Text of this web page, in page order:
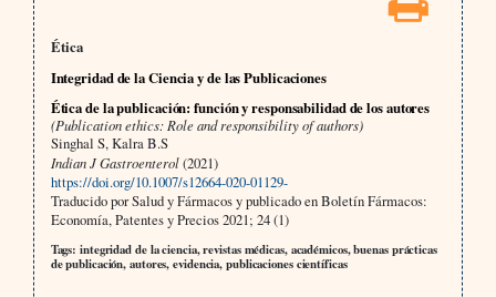
Ética
Integridad de la Ciencia y de las Publicaciones
Ética de la publicación: función y responsabilidad de los autores
(Publication ethics: Role and responsibility of authors)
Singhal S, Kalra B.S
Indian J Gastroenterol(2021)
https://doi.org/10.1007/s12664-020-01129-
Traducido por Salud y Fármacos y publicado en Boletín Fármacos:
Economía, Patentes y Precios 2021; 24 (1)
Tags: integridad de la ciencia, revistas médicas, académicos, buenas prácticas
de publicación, autores, evidencia, publicaciones científicas